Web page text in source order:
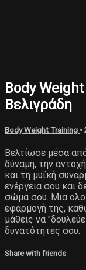
Body
Βελιγράδη
Body Weight Training •
Βελτίωσε μέσα
δύναμη, την
και τη μυϊκή
ενέργεια σου και
σώμα σου. Μια
εφαρμογή της,
μάθεις να
δυνατότητες σου.
Share with friends